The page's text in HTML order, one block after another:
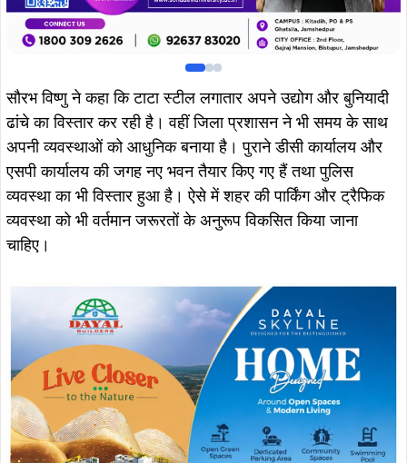
सौरभ विष्णु ने कहा कि टाटा स्टील लगातार अपने उद्योग और बुनियादी
ढांचे का विस्तार कर रही है। वहीं जिला प्रशासन ने भी समय के साथ
अपनी व्यवस्थाओं को आधुनिक बनाया है। पुराने डीसी कार्यालय और
एसपी कार्यालय की जगह नए भवन तैयार किए गए हैं तथा पुलिस
व्यवस्था का भी विस्तार हुआ है। ऐसे में शहर की पार्किंग और ट्रैफिक
व्यवस्था को भी वर्तमान जरूरतों के अनुरूप विकसित किया जाना
चाहिए।